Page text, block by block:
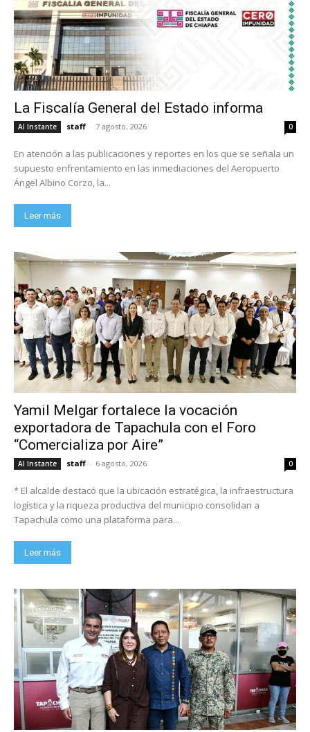
La Fiscalía General del Estado informa
Al Instante staff - 7 agosto, 2026 0
En atención a las publicaciones y reportes en los que se señala un
supuesto enfrentamiento en las inmediaciones del Aeropuerto
Ángel Albino Corzo, la...
Leer más
Yamil Melgar fortalece la vocación
exportadora de Tapachula con el Foro
“Comercializa por Aire”
Al Instante staff - 6 agosto, 2026 0
* El alcalde destacó que la ubicación estratégica, la infraestructura
logística y la riqueza productiva del municipio consolidan a
Tapachula como una plataforma para...
Leer más